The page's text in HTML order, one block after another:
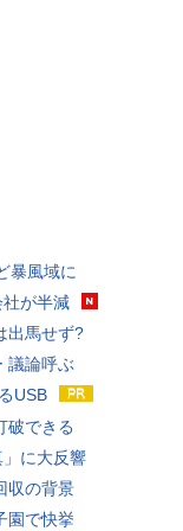
暴風域に
が半減
出馬せず?
議論呼ぶ
USB
破できる
に大反響
収の背景
園で快挙